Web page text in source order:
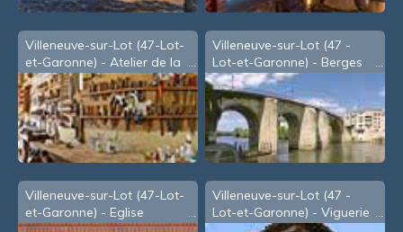
Villeneuve-sur-Lot (47-Lot-
et-Garonne) - Atelier de la
menuiserie Américi
Villeneuve-sur-Lot (47 -
Lot-et-Garonne) - Berges
du Lot, sous le Pont des
Cieutat
Villeneuve-sur-Lot (47-Lot-
et-Garonne) - Eglise
Villeneuve-sur-Lot (47 -
Lot-et-Garonne) - Viguerie